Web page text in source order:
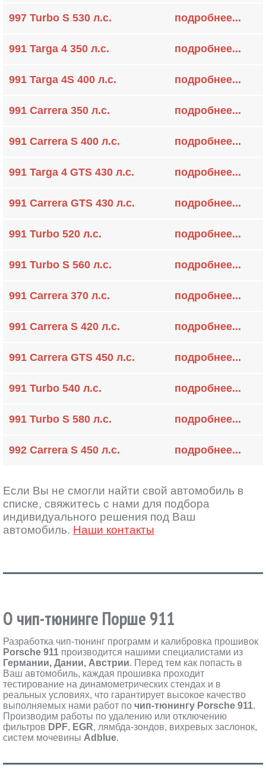
997 Turbo S 530 л.с. подробнее...
991 Targa 4 350 л.с. подробнее...
991 Targa 4S 400 л.с. подробнее...
991 Carrera 350 л.с. подробнее...
991 Carrera S 400 л.с. подробнее...
991 Targa 4 GTS 430 л.с. подробнее...
991 Carrera GTS 430 л.с. подробнее...
991 Turbo 520 л.с. подробнее...
991 Turbo S 560 л.с. подробнее...
991 Carrera 370 л.с. подробнее...
991 Carrera S 420 л.с. подробнее...
991 Carrera GTS 450 л.с. подробнее...
991 Turbo 540 л.с. подробнее...
991 Turbo S 580 л.с. подробнее...
992 Carrera S 450 л.с. подробнее...
Если Вы не смогли найти свой автомобиль в
списке, свяжитесь с нами для подбора
индивидуального решения под Ваш
автомобиль. Наши контакты
О чип-тюнинге Порше 911
Разработка чип-тюнинг программ и калибровка прошивок
Porsche 911 производится нашими специалистами из
Германии, Дании, Австрии. Перед тем как попасть в
Ваш автомобиль, каждая прошивка проходит
тестирование на динамометрических стендах и в
реальных условиях, что гарантирует высокое качество
выполняемых нами работ по чип-тюнингу Porsche 911.
Производим работы по удалению или отключению
фильтров DPF, EGR, лямбда-зондов, вихревых заслонок,
систем мочевины Adblue.